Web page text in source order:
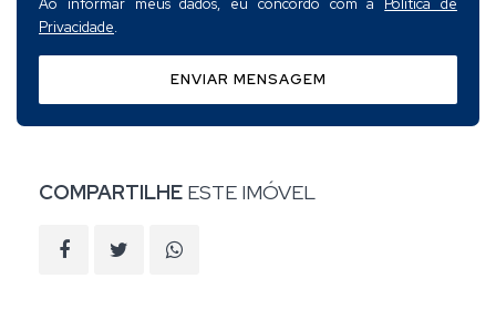
Ao informar meus dados, eu concordo com a
Política de
Privacidade.
ENVIAR MENSAGEM
COMPARTILHE ESTE IMÓVEL